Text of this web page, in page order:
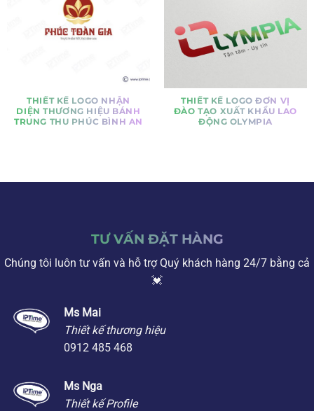
THIẾT KẾ LOGO NHẬN
DIỆN THƯƠNG HIỆU BÁNH
TRUNG THU PHÚC BÌNH AN
THIẾT KẾ LOGO ĐƠN VỊ
ĐÀO TẠO XUẤT KHẨU LAO
ĐỘNG OLYMPIA
TƯ VẤN ĐẶT HÀNG
Chúng tôi luôn tư vấn và hỗ trợ Quý khách hàng 24/7 bằng cả
💓
Ms Mai
Thiết kế thương hiệu
0912 485 468
Ms Nga
Thiết kế Profile